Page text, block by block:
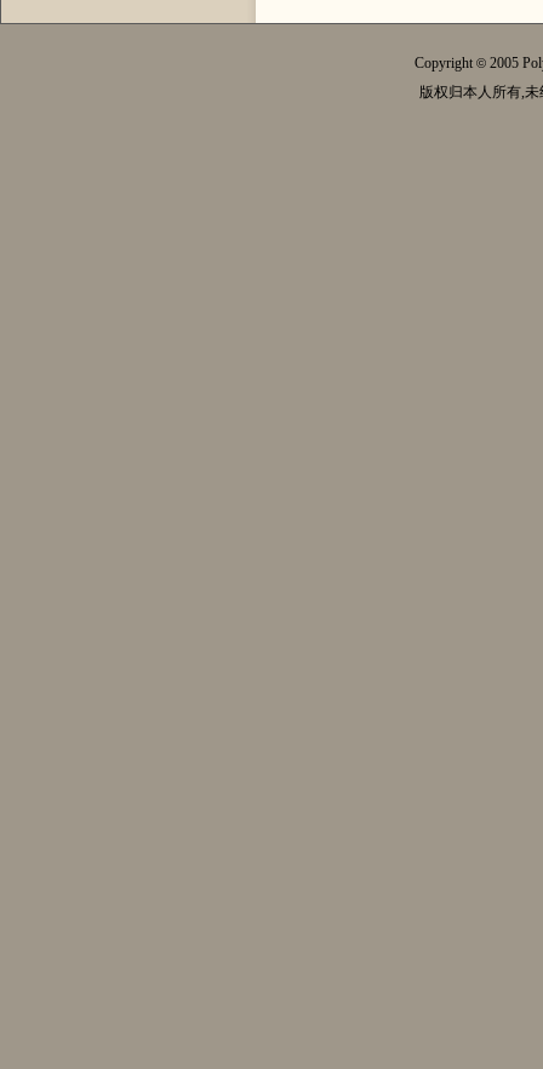
Copyright© 2005
版权归本人所有,